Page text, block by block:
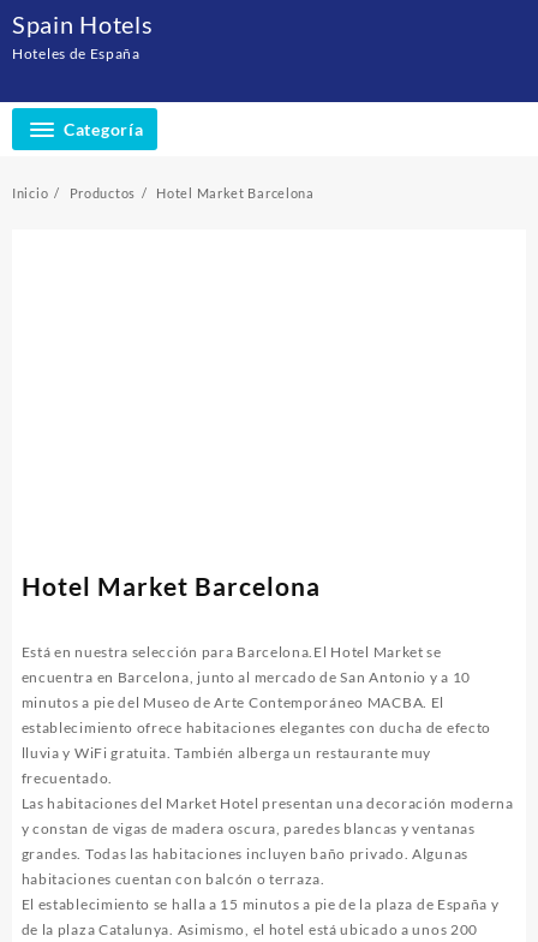
contenido
Spain Hotels
Hoteles de España
Categoría
Inicio Productos Hotel Market Barcelona
Hotel Market Barcelona
Está en nuestra selección para Barcelona.El Hotel Market se
encuentra en Barcelona, junto al mercado de San Antonio y ​​a 10
minutos a pie del Museo de Arte Contemporáneo MACBA. El
establecimiento ofrece habitaciones elegantes con ducha de efecto
lluvia y WiFi gratuita. También alberga un restaurante muy
frecuentado.
Las habitaciones del Market Hotel presentan una decoración moderna
y constan de vigas de madera oscura, paredes blancas y ventanas
grandes. Todas las habitaciones incluyen baño privado. Algunas
habitaciones cuentan con balcón o terraza.
El establecimiento se halla a 15 minutos a pie de la plaza de España y
de la plaza Catalunya. Asimismo, el hotel está ubicado a unos 200